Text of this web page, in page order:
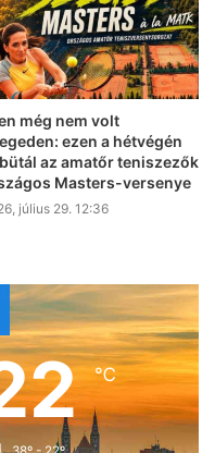
még nem volt
ezen a hétvégén
az amatőr teniszezők
Masters-versenye
július 29. 12:36
℃